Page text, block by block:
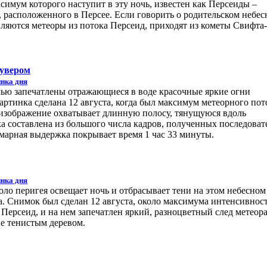
которого наступит в эту ночь, известен как Персеиды –
в Персее. Если говорить о родительском
метеоры из потока Персеид, приходят из кометы Свифта-
дня
запечатлены отражающиеся в воде красочные яркие огни
сделана 12 августа, когда был максимум метеорного
охватывает длинную полосу, тянущуюся вдоль
составлена из большого числа кадров, полученных
выдержка покрывает время 1 час 33 минуты.
дня
перигея освещает ночь и отбрасывает тени на этом небесном
Снимок был сделан 12 августа, около максимума
и на нем запечатлен яркий, разноцветный след
тенистым деревом.